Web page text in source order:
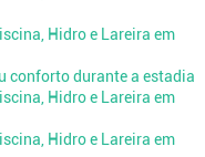
conforto durante a estadia